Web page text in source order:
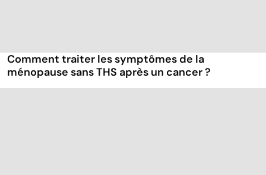
Comment traiter les symptômes de la
ménopause sans THS après un cancer ?